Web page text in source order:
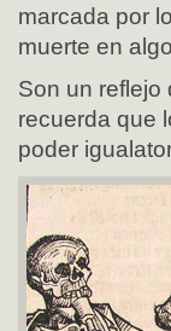
marcada por
muerte en
Son un reflejo
recuerda que
poder